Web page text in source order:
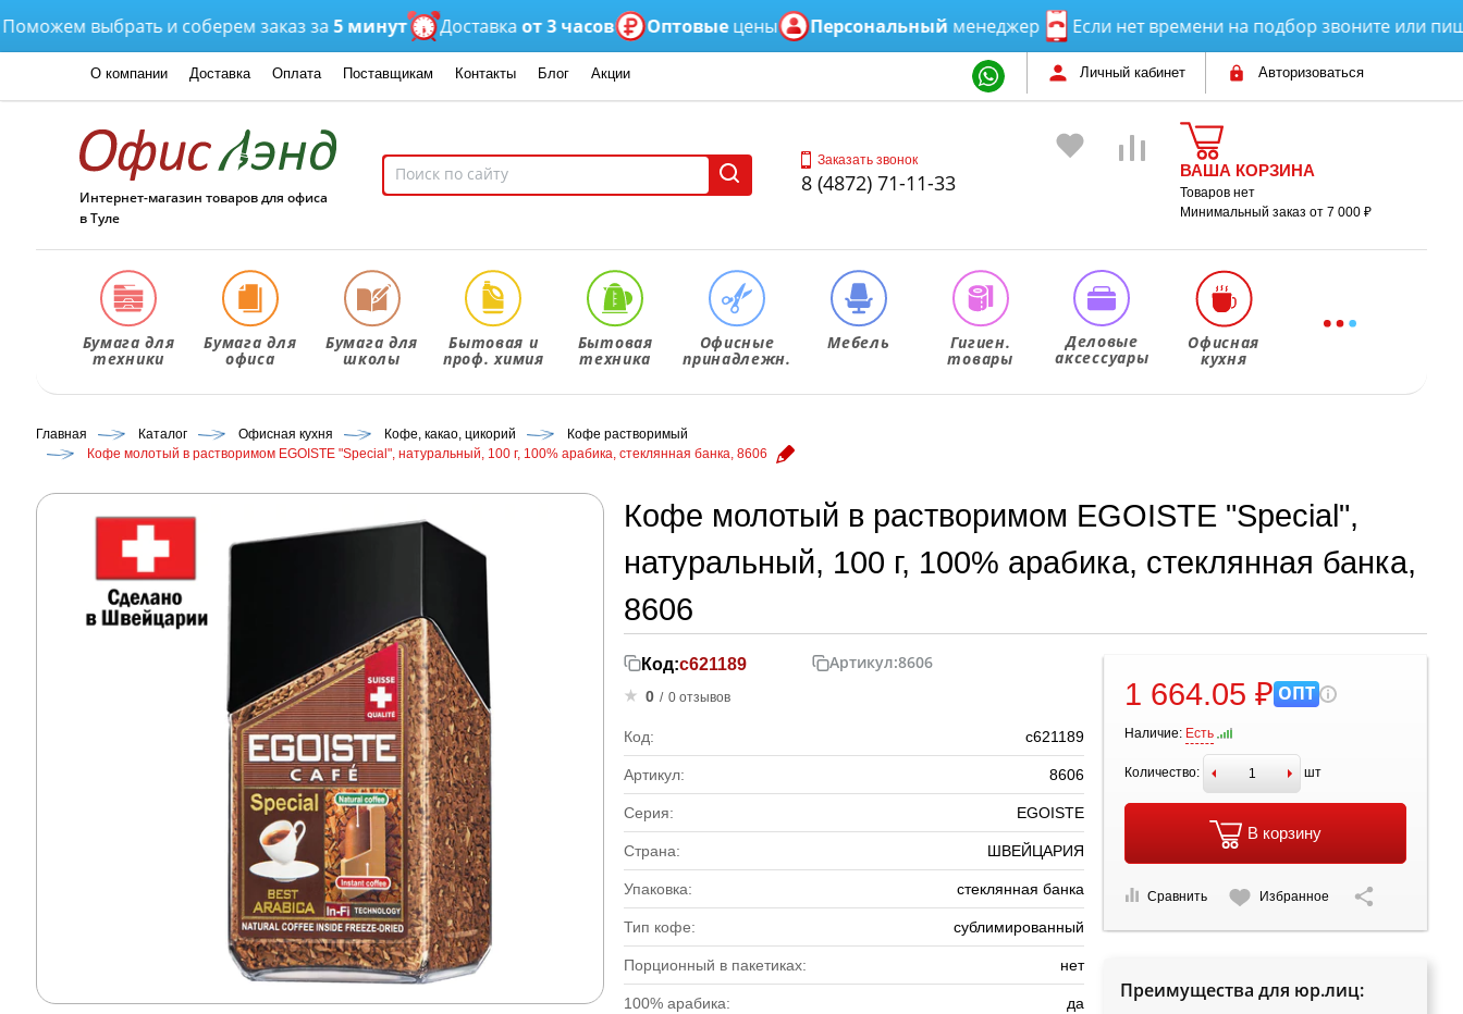
выбрать и соберем заказ за5 минут Доставкаот 3 часов Оптовыецены Персональныйменеджер Если нет времени на подбор звоните или
Личный кабинет Авторизоваться
О компании Доставка Оплата Поставщикам Контакты Блог Акции
Интернет-магазин товаров для офиса
в Туле
Заказать звонок
8 (4872) 71-11-33 ВАША КОРЗИНА
Товаров нет
Минимальный заказ от 7 000 ₽
Бумага для
техники
Бумага для
офиса
Бумага для
школы
Бытовая и
проф. химия
Бытовая
техника
Офисные
принадлежн.
Мебель Гигиен.
товары
Деловые
аксессуары
Офисная
кухня
Главная Каталог Офисная кухня Кофе, какао, цикорий
Кофе растворимый
Кофе молотый в растворимом EGOISTE "Special", натуральный, 100 г, 100% арабика, стеклянная банка, 8606
Кофе молотый в растворимом EGOISTE "Special",
натуральный, 100 г, 100% арабика, стеклянная банка,
8606
Код:с621189 Артикул:8606
0 / 0 отзывов
Код: с621189
Артикул: 8606
Серия: EGOISTE
Страна: ШВЕЙЦАРИЯ
Упаковка: стеклянная банка
Тип кофе: сублимированный
Порционный в пакетиках: нет
100% арабика: да
1 664.05 ₽ ОПТ
Наличие: Есть
Количество: шт
В корзину
Сравнить Избранное
Преимущества для юр.лиц: